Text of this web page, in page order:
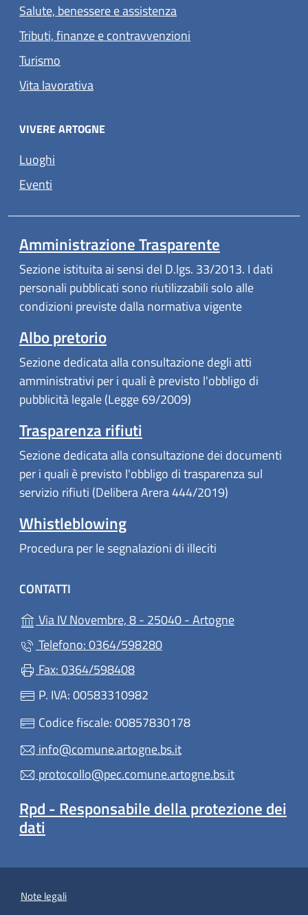
Salute, benessere e assistenza
Tributi, finanze e contravvenzioni
Turismo
Vita lavorativa
VIVERE ARTOGNE
Luoghi
Eventi
Amministrazione Trasparente
Sezione istituita ai sensi del D.lgs. 33/2013. I dati
personali pubblicati sono riutilizzabili solo alle
condizioni previste dalla normativa vigente
Albo pretorio
Sezione dedicata alla consultazione degli atti
amministrativi per i quali è previsto l'obbligo di
pubblicità legale (Legge 69/2009)
Trasparenza rifiuti
Sezione dedicata alla consultazione dei documenti
per i quali è previsto l'obbligo di trasparenza sul
servizio rifiuti (Delibera Arera 444/2019)
Whistleblowing
Procedura per le segnalazioni di illeciti
CONTATTI
Via IV Novembre, 8 - 25040 - Artogne(apre in
Telefono: 0364/598280
Fax: 0364/598408
P. IVA: 00583310982
Codice fiscale: 00857830178
info@comune.artogne.bs.it
protocollo@pec.comune.artogne.bs.it
Rpd - Responsabile della protezione dei
dati
Note legali